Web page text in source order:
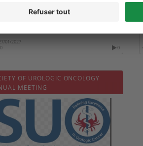
01/2027
0
OF UROLOGIC ONCOLOGY
MEETING